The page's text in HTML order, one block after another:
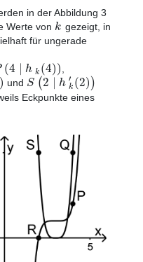
in der Abbildung 3
Werte von k gezeigt, in
für ungerade
(4 | h k(4))
) und S (2 | h ′
k (2))
Eckpunkte eines